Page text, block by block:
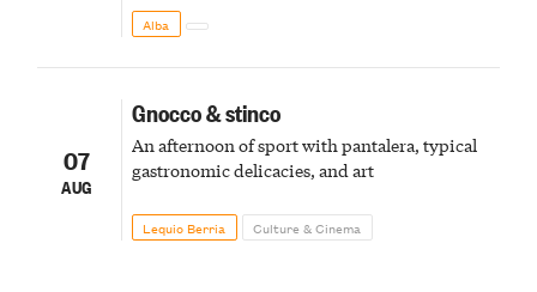
Alba
07
AUG
Gnocco & stinco
An afternoon of sport with pantalera, typical
gastronomic delicacies, and art
Lequio Berria Culture & Cinema